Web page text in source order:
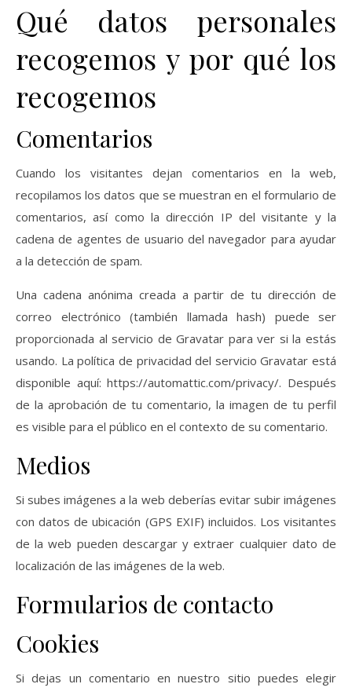
Qué datos personales
recogemos y por qué los
recogemos
Comentarios
Cuando los visitantes dejan comentarios en la web,
recopilamos los datos que se muestran en el formulario de
comentarios, así como la dirección IP del visitante y la
cadena de agentes de usuario del navegador para ayudar
a la detección de spam.
Una cadena anónima creada a partir de tu dirección de
correo electrónico (también llamada hash) puede ser
proporcionada al servicio de Gravatar para ver si la estás
usando. La política de privacidad del servicio Gravatar está
disponible aquí: https://automattic.com/privacy/. Después
de la aprobación de tu comentario, la imagen de tu perfil
es visible para el público en el contexto de su comentario.
Medios
Si subes imágenes a la web deberías evitar subir imágenes
con datos de ubicación (GPS EXIF) incluidos. Los visitantes
de la web pueden descargar y extraer cualquier dato de
localización de las imágenes de la web.
Formularios de contacto
Cookies
Si dejas un comentario en nuestro sitio puedes elegir